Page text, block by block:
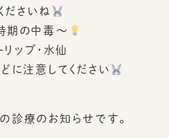
ださいね
期の中毒～
ップ・水仙
に注意してください
診療のお知らせです。